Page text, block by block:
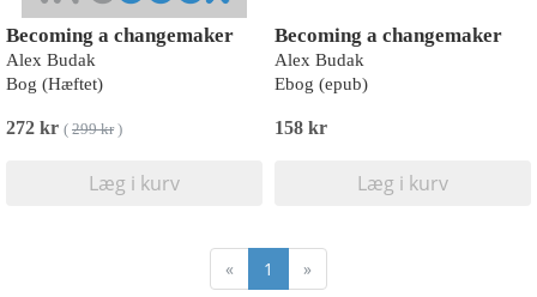
Becoming a changemaker
Alex Budak
Bog (Hæftet)
272 kr ( 299 kr)
Læg i kurv
Becoming a changemaker
Alex Budak
Ebog (epub)
158 kr
Læg i kurv
« 1 »